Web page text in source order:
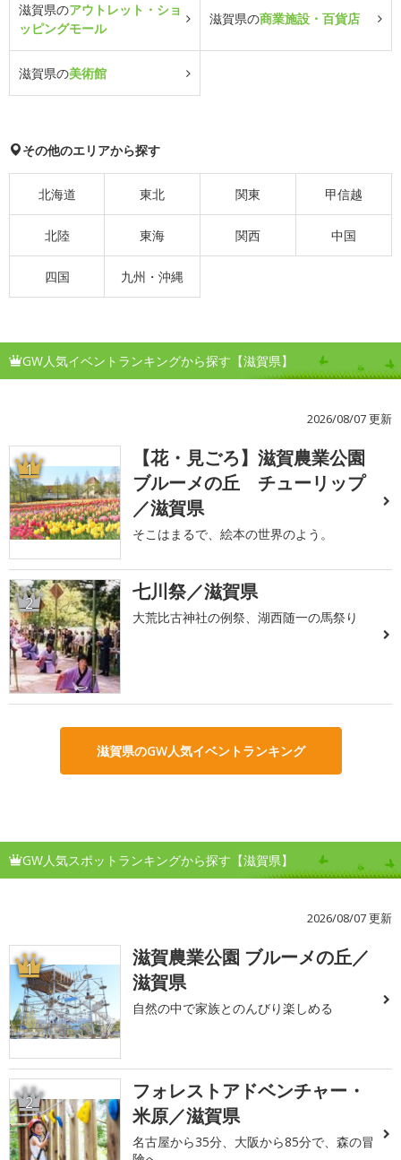
滋賀県のアウトレット・ショ
ッピングモール
滋賀県の商業施設・百貨店
滋賀県の美術館
その他のエリアから探す
北海道 東北 関東 甲信越
北陸 東海 関西 中国
四国 九州・沖縄
GW人気イベントランキングから探す【滋賀県】
2026/08/07 更新
1
【花・見ごろ】滋賀農業公園
ブルーメの丘 チューリップ
／滋賀県
そこはまるで、絵本の世界のよう。
2 七川祭／滋賀県
大荒比古神社の例祭、湖西随一の馬祭り
滋賀県のGW人気イベントランキング
GW人気スポットランキングから探す【滋賀県】
2026/08/07 更新
1
滋賀農業公園 ブルーメの丘／
滋賀県
自然の中で家族とのんびり楽しめる
2
フォレストアドベンチャー・
米原／滋賀県
名古屋から35分、大阪から85分で、森の冒